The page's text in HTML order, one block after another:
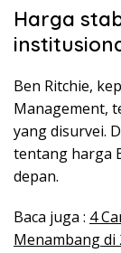
Harga
Ben Ritchie,
Management,
yang disurvei.
tentang harga
depan.
Baca juga : 4
Menambang di